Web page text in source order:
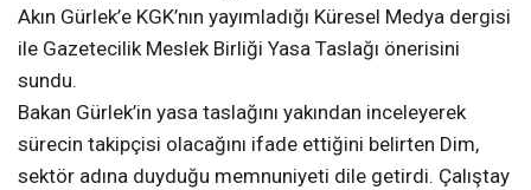
Akın Gürlek’e KGK’nın yayımladığı Küresel Medya dergisi
ile Gazetecilik Meslek Birliği Yasa Taslağı önerisini
sundu.
Bakan Gürlek’in yasa taslağını yakından inceleyerek
sürecin takipçisi olacağını ifade ettiğini belirten Dim,
sektör adına duyduğu memnuniyeti dile getirdi. Çalıştay